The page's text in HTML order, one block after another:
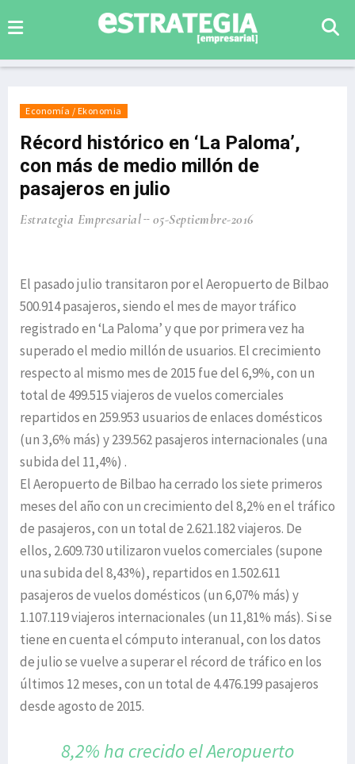
Economía / Ekonomia
Récord histórico en ‘La Paloma’,
con más de medio millón de
pasajeros en julio
Estrategia Empresarial 05-Septiembre-2016
El pasado julio transitaron por el Aeropuerto de Bilbao
500.914 pasajeros, siendo el mes de mayor tráfico
registrado en ‘La Paloma’ y que por primera vez ha
superado el medio millón de usuarios. El crecimiento
respecto al mismo mes de 2015 fue del 6,9%, con un
total de 499.515 viajeros de vuelos comerciales
repartidos en 259.953 usuarios de enlaces domésticos
(un 3,6% más) y 239.562 pasajeros internacionales (una
subida del 11,4%) .
El Aeropuerto de Bilbao ha cerrado los siete primeros
meses del año con un crecimiento del 8,2% en el tráfico
de pasajeros, con un total de 2.621.182 viajeros. De
ellos, 2.609.730 utilizaron vuelos comerciales (supone
una subida del 8,43%), repartidos en 1.502.611
pasajeros de vuelos domésticos (un 6,07% más) y
1.107.119 viajeros internacionales (un 11,81% más). Si se
tiene en cuenta el cómputo interanual, con los datos
de julio se vuelve a superar el récord de tráfico en los
últimos 12 meses, con un total de 4.476.199 pasajeros
desde agosto de 2015.
8,2% ha crecido el Aeropuerto